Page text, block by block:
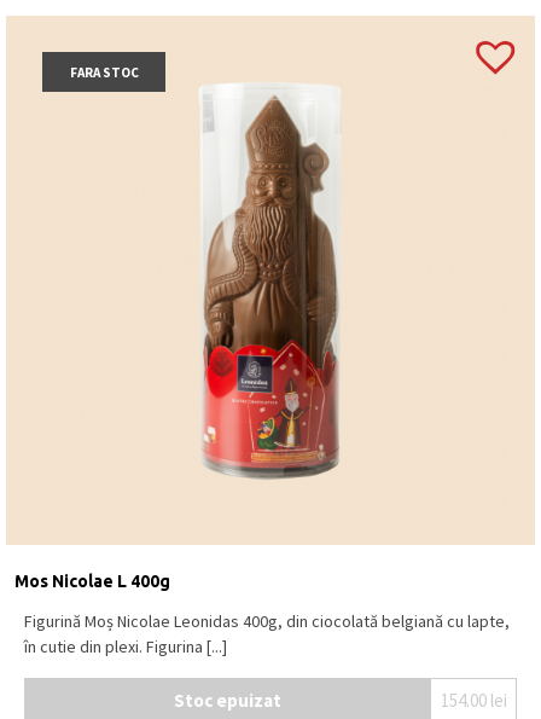
FARA STOC
Mos Nicolae L 400g
Figurină Moș Nicolae Leonidas 400g, din ciocolată belgiană cu lapte,
în cutie din plexi. Figurina [...]
Stoc epuizat 154.00 lei